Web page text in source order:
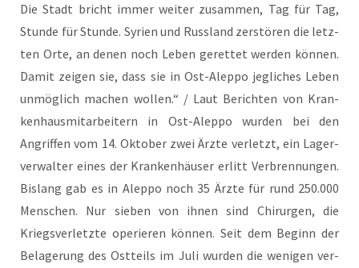
Die Stadt bricht immer wei­ter zusam­men, Tag für Tag,
Stun­de für Stun­de. Syri­en und Russ­land zer­stö­ren die letz­
ten Orte, an denen noch Leben geret­tet wer­den kön­nen.
Damit zei­gen sie, dass sie in Ost-Alep­po jeg­li­ches Leben
unmög­lich machen wol­len.“ / Laut Berich­ten von Kran­
ken­haus­mit­ar­bei­tern in Ost-Alep­po wur­den bei den
Angrif­fen vom 14. Okto­ber zwei Ärz­te ver­letzt, ein Lager­
ver­wal­ter eines der Kran­ken­häu­ser erlitt Ver­bren­nun­gen.
Bis­lang gab es in Alep­po noch 35 Ärz­te für rund 250.000
Men­schen. Nur sie­ben von ihnen sind Chir­ur­gen, die
Kriegs­ver­letz­te ope­rie­ren kön­nen. Seit dem Beginn der
Bela­ge­rung des Ost­teils im Juli wur­den die weni­gen ver­